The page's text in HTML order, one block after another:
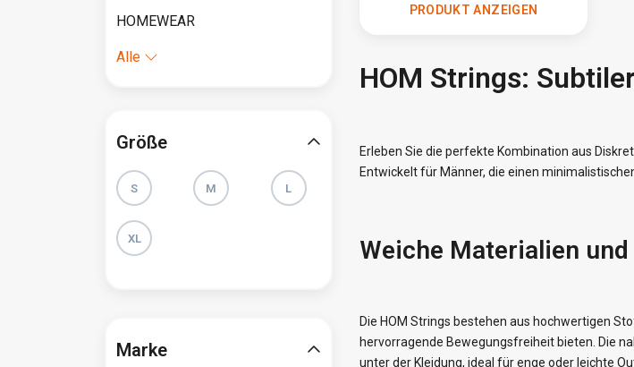
PRODUKT ANZEIGEN
HOM Strings:
Erleben Sie die perfekte Kombination aus
Entwickelt für Männer, die einen
Weiche Materialien
Die HOM Strings bestehen aus hochwertigen
hervorragende Bewegungsfreiheit bieten. Die
unter der Kleidung, ideal für enge oder leichte
HOMEWEAR
Alle
Größe
S M L
XL
Marke